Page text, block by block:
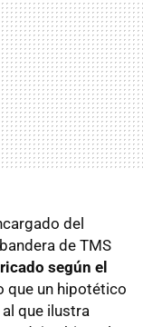
del
de TMS
según el
que un hipotético
que ilustra